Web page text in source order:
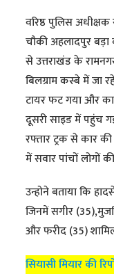
वरिष्ठ पुलिस
चौकी अहलादपुर बड़ा
से उत्तराखंड के
बिलग्राम कस्बे में जा
टायर फट गया और
दूसरी साइड में पहुंच
रफ्तार ट्रक से कार
में सवार पांचों लोगों
उन्होने बताया कि
जिनमें सगीर
और फरीद (35)
सियासी मियार की